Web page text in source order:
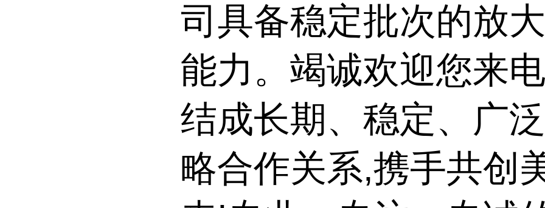
司具备稳定批次的放
能力。竭诚欢迎您来
结成长期、稳定、广
略合作关系,携手共创